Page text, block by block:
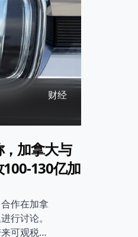
财经
加拿大与
130亿加
作在加拿
行讨论。
可观税收